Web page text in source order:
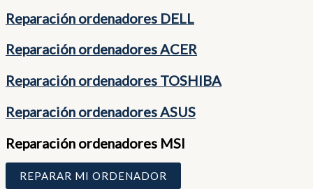
Reparación ordenadores DELL
Reparación ordenadores ACER
Reparación ordenadores TOSHIBA
Reparación ordenadores ASUS
Reparación ordenadores MSI
REPARAR MI ORDENADOR